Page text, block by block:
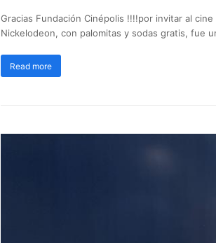
Gracias Fundación Cinépolis !!!!por invitar al
Nickelodeon, con palomitas y sodas gratis, fue
Read more